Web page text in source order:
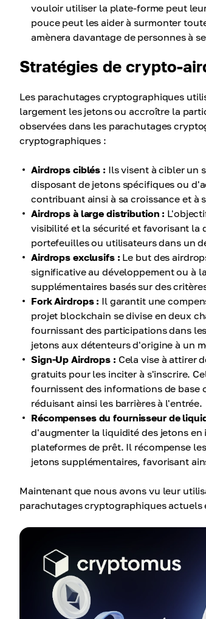
vouloir utiliser la plate-forme peut
pouce peut les aider à surmonter
amènera davantage de personnes à
Stratégies de crypto-
Les parachutages cryptographiques
largement les jetons ou accroître la
observées dans les parachutages
cryptographiques :
Airdrops ciblés : Ils visent à cibler un
disposant de jetons spécifiques ou
contribuant ainsi à sa croissance et à
Airdrops à large distribution :
visibilité et la sécurité et favorisant la
portefeuilles ou utilisateurs dans un
Airdrops exclusifs : Le but des
significative au développement ou à
supplémentaires basés sur des
Fork Airdrops : Il garantit une
projet blockchain se divise en deux
fournissant des participations dans
jetons aux détenteurs d'origine à un
Sign-Up Airdrops : Cela vise à attirer
gratuits pour les inciter à s'inscrire.
fournissent des informations de base
réduisant ainsi les barrières à l'entrée.
Récompenses du fournisseur de
d'augmenter la liquidité des jetons
plateformes de prêt. Il récompense
jetons supplémentaires, favorisant
Maintenant que nous avons vu leur
parachutages cryptographiques actuels